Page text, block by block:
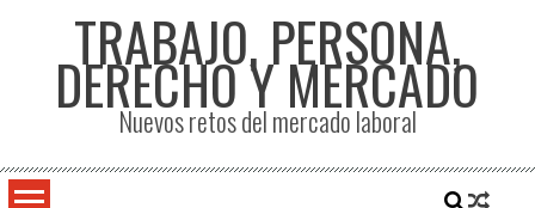
TRABAJO, PERSONA,
DERECHO Y MERCADO
Nuevos retos del mercado laboral